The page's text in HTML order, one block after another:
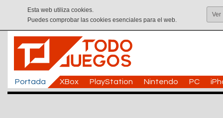
Esta web utiliza cookies.
Puedes comprobar las cookies esenciales para el web.
Ver
Portada XBox PlayStation Nintendo PC